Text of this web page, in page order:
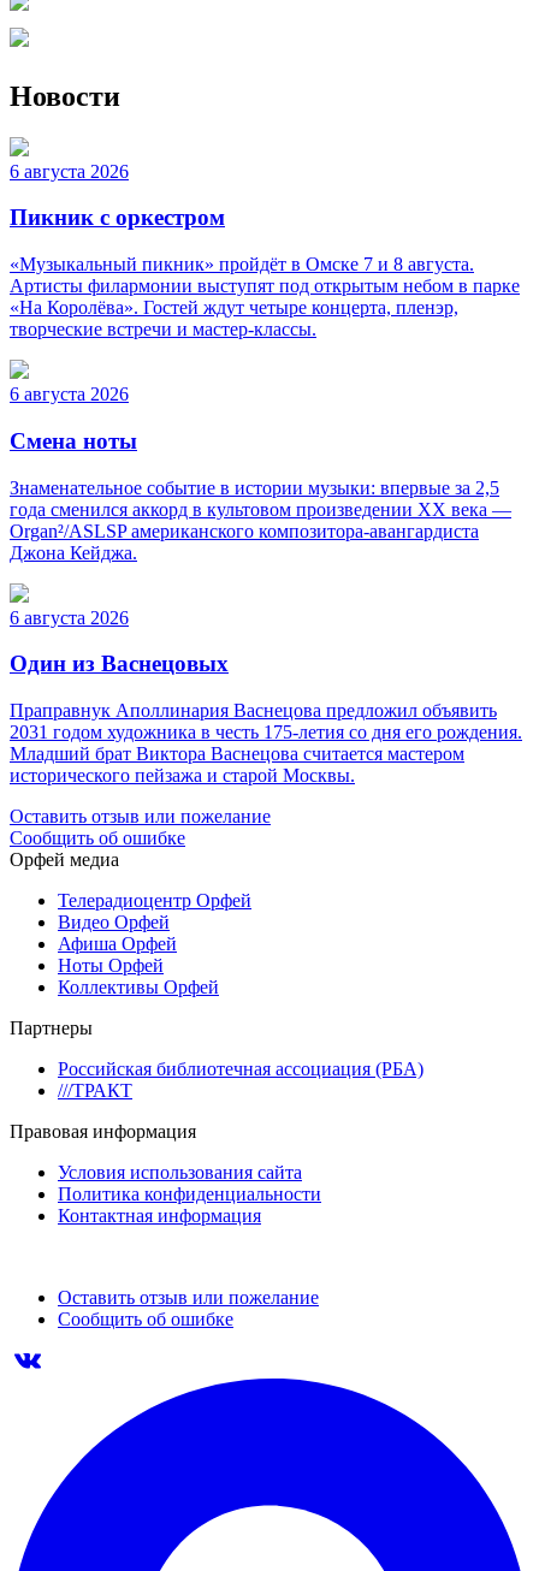
Новости
6 августа 2026
Пикник с оркестром
«Музыкальный пикник» пройдёт в Омске 7 и 8 августа.
Артисты филармонии выступят под открытым небом в парке
«На Королёва». Гостей ждут четыре концерта, пленэр,
творческие встречи и мастер-классы.
6 августа 2026
Смена ноты
Знаменательное событие в истории музыки: впервые за 2,5
года сменился аккорд в культовом произведении XX века —
Organ²/ASLSP американского композитора-авангардиста
Джона Кейджа.
6 августа 2026
Один из Васнецовых
Праправнук Аполлинария Васнецова предложил объявить
2031 годом художника в честь 175-летия со дня его рождения.
Младший брат Виктора Васнецова считается мастером
исторического пейзажа и старой Москвы.
Оставить отзыв или пожелание
Сообщить об ошибке
Орфей медиа
Телерадиоцентр Орфей
Видео Орфей
Афиша Орфей
Ноты Орфей
Коллективы Орфей
Партнеры
Российская библиотечная ассоциация (РБА)
///ТРАКТ
Правовая информация
Условия использования сайта
Политика конфиденциальности
Контактная информация
Оставить отзыв или пожелание
Сообщить об ошибке